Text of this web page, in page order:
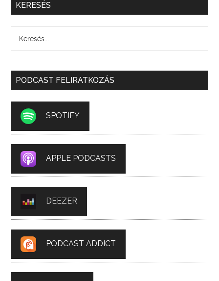
KERESÉS
PODCAST FELIRATKOZÁS
SPOTIFY
APPLE PODCASTS
DEEZER
PODCAST ADDICT